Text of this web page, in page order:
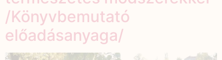
/Könyvbemutató
előadásanyaga/